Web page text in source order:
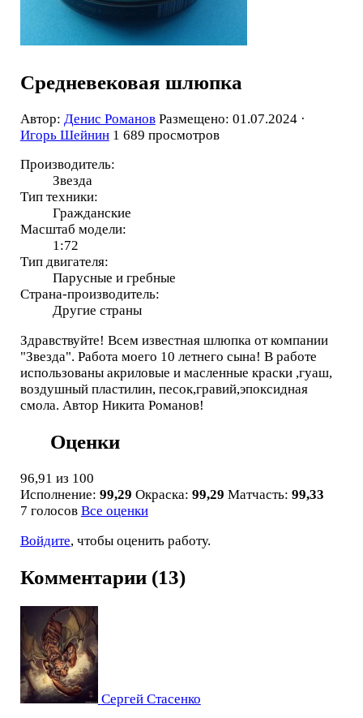
Средневековая шлюпка
Автор: Денис Романов Размещено: 01.07.2024 ·
Игорь Шейнин 1 689 просмотров
Производитель:
Звезда
Тип техники:
Гражданские
Масштаб модели:
1:72
Тип двигателя:
Парусные и гребные
Страна-производитель:
Другие страны
Здравствуйте! Всем известная шлюпка от компании
"Звезда". Работа моего 10 летнего сына! В работе
использованы акриловые и масленные краски ,гуаш,
воздушный пластилин, песок,гравий,эпоксидная
смола. Автор Никита Романов!
Оценки
96,91 из 100
Исполнение: 99,29 Окраска: 99,29 Матчасть: 99,33
7 голосов Все оценки
Войдите, чтобы оценить работу.
Комментарии (13)
Сергей Стасенко